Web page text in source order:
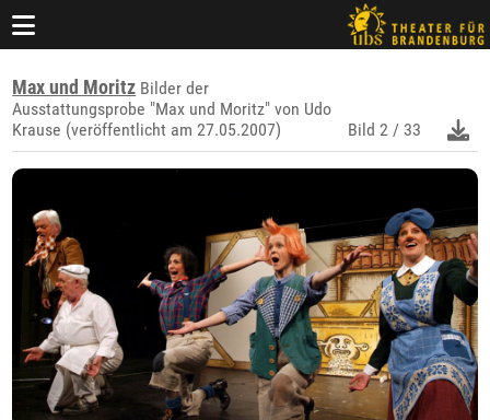
Max und Moritz Bilder der
Ausstattungsprobe "Max und Moritz" von Udo
Krause (veröffentlicht am 27.05.2007)
Bild 2 / 33